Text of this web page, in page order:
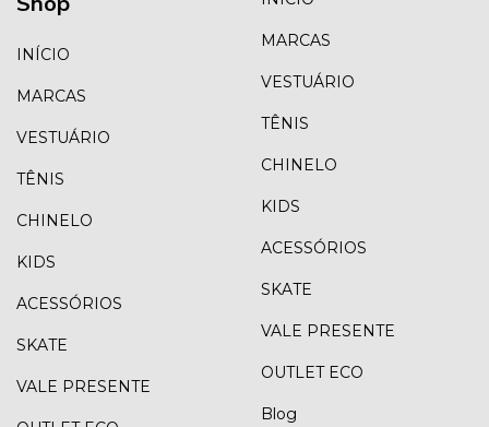
INÍCIO
MARCAS
VESTUÁRIO
TÊNIS
CHINELO
KIDS
ACESSÓRIOS
SKATE
VALE PRESENTE
MARCAS
VESTUÁRIO
TÊNIS
CHINELO
KIDS
ACESSÓRIOS
SKATE
VALE PRESENTE
OUTLET ECO
Blog